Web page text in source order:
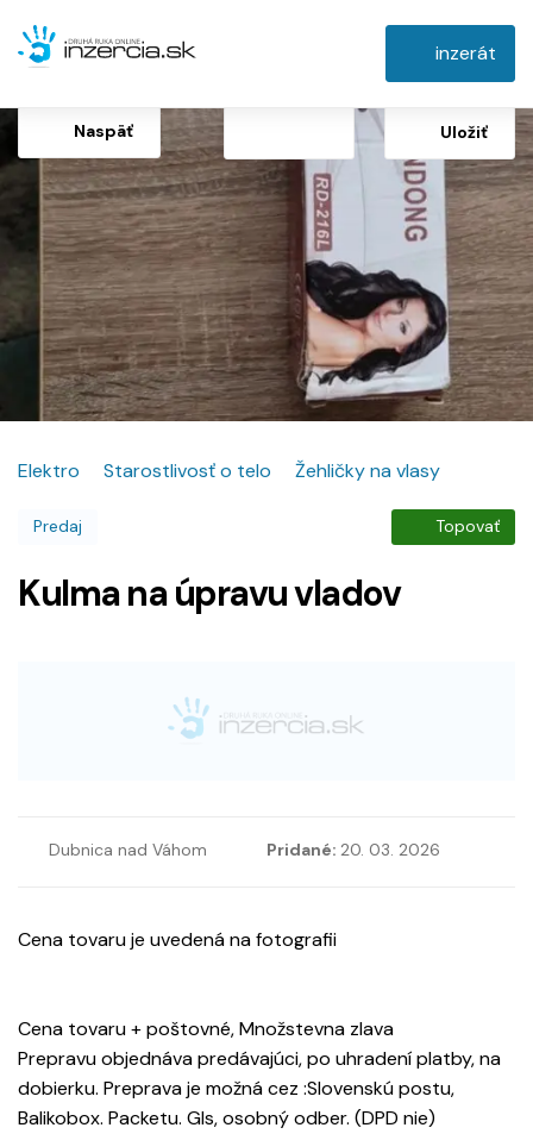
inzerát
Naspäť Uložiť
Elektro Starostlivosť o telo Žehličky na vlasy
Predaj Topovať
Kulma na úpravu vladov
Dubnica nad Váhom Pridané: 20. 03. 2026
Cena tovaru je uvedená na fotografii
Cena tovaru + poštovné, Množstevna zlava
Prepravu objednáva predávajúci, po uhradení platby, na
dobierku. Preprava je možná cez :Slovenskú postu,
Balikobox. Packetu. Gls, osobný odber. (DPD nie)